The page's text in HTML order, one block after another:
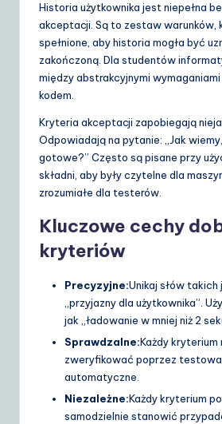
Historia użytkownika jest niepełna
akceptacji. Są to zestaw warunków,
spełnione, aby historia mogła być
zakończoną. Dla studentów
między abstrakcyjnymi
kodem.
Kryteria akceptacji zapobiegają
Odpowiadają na pytanie: „Jak
gotowe?” Często są pisane przy
składni, aby były czytelne dla
zrozumiałe dla testerów.
Kluczowe cechy
kryteriów
Precyzyjne:Unikaj słów takich
„przyjazny dla użytkownika”.
jak „ładowanie w mniej niż 2
Sprawdzalne:Każdy kryterium
zweryfikować poprzez
automatyczne.
Niezależne:Każdy kryterium
samodzielnie stanowić